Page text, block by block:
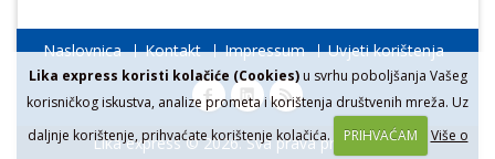
Lika express koristi kolačiće (Cookies)u svrhu poboljšanja Vašeg
korisničkog iskustva, analize prometa i korištenja društvenih mreža. Uz
daljnje korištenje, prihvaćate korištenje kolačića.
PRIHVAĆAM Više o
Naslovnica Kontakt Impressum Uvjeti korištenja
Lika express © 2026. Sva prava pridržana.